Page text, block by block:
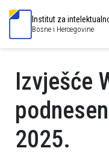
Institut za
Bosne i Hercegovine
Izvješće
2025.